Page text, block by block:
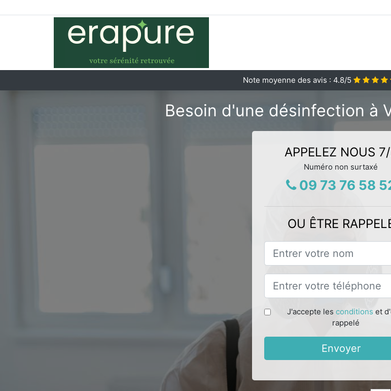
Note moyenne des avis : 4.8/5
Besoin d'une désinfection à
APPELEZ NOUS
Numéro non surtaxé
09 73 76 58
OU ÊTRE
J'accepte les conditions et
rappelé
Envoyer